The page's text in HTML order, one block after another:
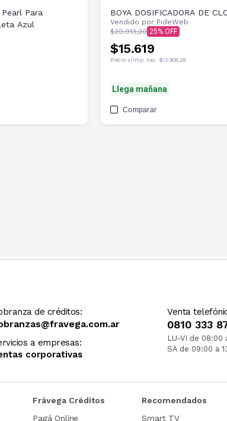
Azul
BOYA DOSIFICADORA DE
Vendido por PideWeb
$20.913,20 25
$15.619
Precio s/imp. nac. $12.908,26
Llega mañana
Comparar
de créditos:
a empresas:
corporativas
Venta
0810 333
LU-VI de 08:00
SA de 09:00 a
Frávega Créditos
Pagá Online
Recomendados
Smart TV